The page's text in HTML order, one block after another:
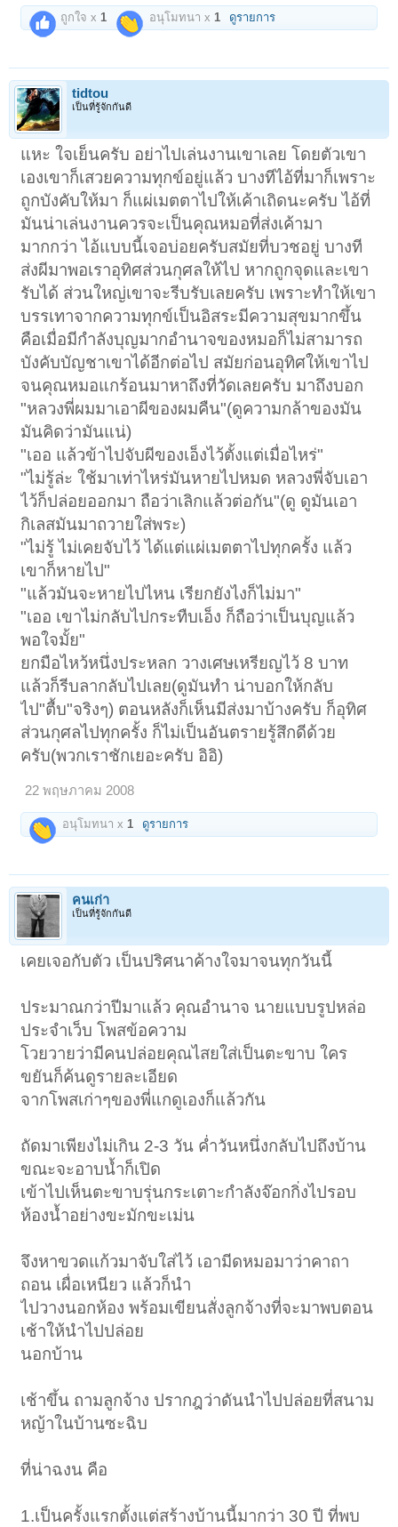
ถูกใจ x 1 อนุโมทนา x 1 ดูรายการ
tidtou
เป็นที่รู้จักกันดี
แหะ ใจเย็นครับ อย่าไปเล่นงานเขาเลย โดยตัวเขา
เองเขาก็เสวยความทุกข์อยู่แล้ว บางทีไอ้ที่มาก็เพราะ
ถูกบังคับให้มา ก็แผ่เมตตาไปให้เค้าเถิดนะครับ ไอ้ที่
มันน่าเล่นงานควรจะเป็นคุณหมอที่ส่งเค้ามา
มากกว่า ไอ้แบบนี้เจอบ่อยครับสมัยที่บวชอยู่ บางที
ส่งผีมาพอเราอุทิศส่วนกุศลให้ไป หากถูกจุดและเขา
รับได้ ส่วนใหญ่เขาจะรีบรับเลยครับ เพราะทำให้เขา
บรรเทาจากความทุกข์เป็นอิสระมีความสุขมากขึ้น
คือเมื่อมีกำลังบุญมากอำนาจของหมอก็ไม่สามารถ
บังคับบัญชาเขาได้อีกต่อไป สมัยก่อนอุทิศให้เขาไป
จนคุณหมอแกร้อนมาหาถึงที่วัดเลยครับ มาถึงบอก
"หลวงพี่ผมมาเอาผีของผมคืน"(ดูความกล้าของมัน
มันคิดว่ามันแน่)
"เออ แล้วข้าไปจับผีของเอ็งไว้ตั้งแต่เมื่อไหร่"
"ไม่รู้ล่ะ ใช้มาเท่าไหร่มันหายไปหมด หลวงพี่จับเอา
ไว้ก็ปล่อยออกมา ถือว่าเลิกแล้วต่อกัน"(ดู ดูมันเอา
กิเลสมันมาถวายใส่พระ)
"ไม่รู้ ไม่เคยจับไว้ ได้แต่แผ่เมตตาไปทุกครั้ง แล้ว
เขาก็หายไป"
"แล้วมันจะหายไปไหน เรียกยังไงก็ไม่มา"
"เออ เขาไม่กลับไปกระทืบเอ็ง ก็ถือว่าเป็นบุญแล้ว
พอใจมั้ย"
ยกมือไหว้หนึ่งประหลก วางเศษเหรียญไว้ 8 บาท
แล้วก็รีบลากลับไปเลย(ดูมันทำ น่าบอกให้กลับ
ไป"ตื้บ"จริงๆ) ตอนหลังก็เห็นมีส่งมาบ้างครับ ก็อุทิศ
ส่วนกุศลไปทุกครั้ง ก็ไม่เป็นอันตรายรู้สึกดีด้วย
ครับ(พวกเราชักเยอะครับ อิอิ)
22 พฤษภาคม 2008
อนุโมทนา x 1 ดูรายการ
คนเก่า
เป็นที่รู้จักกันดี
เคยเจอกับตัว เป็นปริศนาค้างใจมาจนทุกวันนี้
ประมาณกว่าปีมาแล้ว คุณอำนาจ นายแบบรูปหล่อ
ประจำเว็บ โพสข้อความ
โวยวายว่ามีคนปล่อยคุณไสยใส่เป็นตะขาบ ใคร
ขยันก็ค้นดูรายละเอียด
จากโพสเก่าๆของพี่แกดูเองก็แล้วกัน
ถัดมาเพียงไม่เกิน 2-3 วัน ค่ำวันหนึ่งกลับไปถึงบ้าน
ขณะจะอาบน้ำก็เปิด
เข้าไปเห็นตะขาบรุ่นกระเตาะกำลังจ๊อกกิ่งไปรอบ
ห้องน้ำอย่างขะมักขะเม่น
จึงหาขวดแก้วมาจับใส่ไว้ เอามีดหมอมาว่าคาถา
ถอน เผื่อเหนียว แล้วก็นำ
ไปวางนอกห้อง พร้อมเขียนสั่งลูกจ้างที่จะมาพบตอน
เช้าให้นำไปปล่อย
นอกบ้าน
เช้าขึ้น ถามลูกจ้าง ปรากฎว่าดันนำไปปล่อยที่สนาม
หญ้าในบ้านซะฉิบ
ที่น่าฉงน คือ
1.เป็นครั้งแรกตั้งแต่สร้างบ้านนี้มากว่า 30 ปี ที่พบ